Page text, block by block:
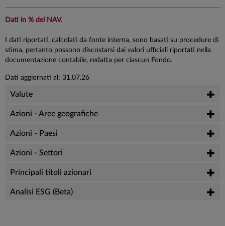
Dati in % del NAV.
I dati riportati, calcolati da fonte interna, sono basati su procedure di
stima, pertanto possono discostarsi dai valori ufficiali riportati nella
documentazione contabile, redatta per ciascun Fondo.
Dati aggiornati al: 31.07.26
Valute
Azioni - Aree geografiche
Azioni - Paesi
Azioni - Settori
Principali titoli azionari
Analisi ESG (Beta)